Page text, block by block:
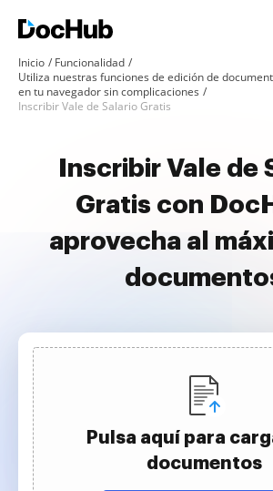
Inicio
Funcionalidad
Utiliza nuestras funciones de edición de
en tu navegador sin complicaciones
Inscribir Vale de Salario Gratis
Inscribir Vale de
Gratis con
aprovecha al
Pulsa aquí para
documentos